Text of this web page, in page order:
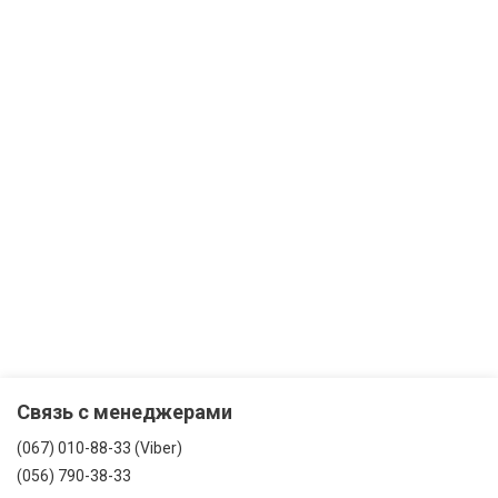
Связь с менеджерами
(067) 010-88-33 (Viber)
(056) 790-38-33